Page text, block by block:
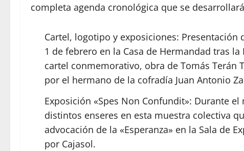
completa agenda cronológica que se
Cartel, logotipo y exposiciones:
1 de febrero en la Casa de Hermandad tras
cartel conmemorativo, obra de Tomás
por el hermano de la cofradía Juan Antonio
Exposición «Spes Non Confundit»: Durante
distintos enseres en esta muestra colectiva
advocación de la «Esperanza» en la Sala de
por Cajasol.